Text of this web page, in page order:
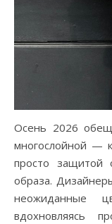
Осень 2026
многослойной —
просто защитой
образа.
неожиданные
вдохновляясь